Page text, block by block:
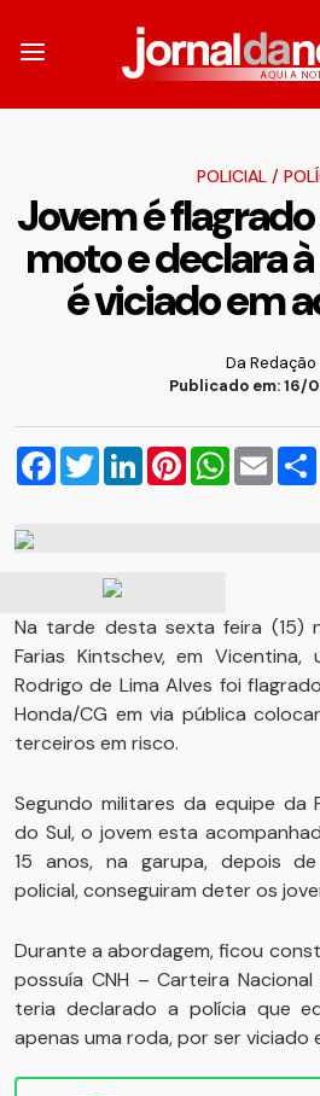
POLICIAL/
Jovem é
moto e declara
é viciado em
Da Redação
Publicado em: 16/
Facebook
TwitterLinkedInPinterestWhatsApp
Email
Na tarde desta sexta feira (15)
Farias Kintschev, em
Rodrigo de Lima Alves foi
Honda/CG em via pública
terceiros em risco.
Segundo militares da equipe da
do Sul, o jovem esta
15 anos, na garupa, depois
policial, conseguiram deter os
Durante a abordagem, ficou
possuía CNH – Carteira
teria declarado a polícia que
apenas uma roda, por ser viciado